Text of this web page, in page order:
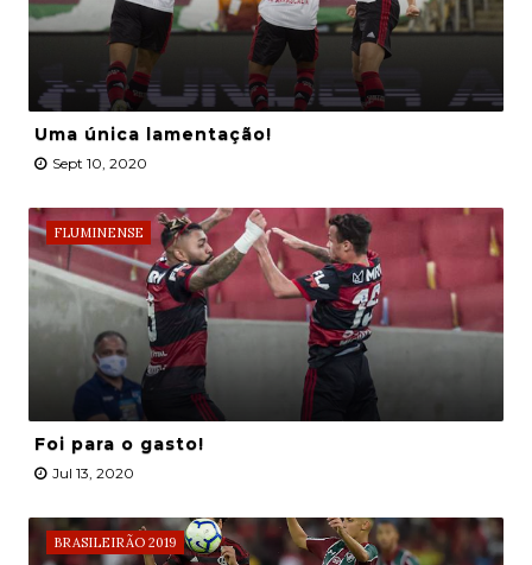
Uma única lamentação!
Sept 10, 2020
FLUMINENSE
Foi para o gasto!
Jul 13, 2020
BRASILEIRÃO 2019